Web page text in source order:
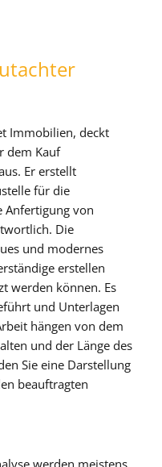
Immobilien, deckt
dem Kauf
Er erstellt
für die
Anfertigung von
Die
und modernes
erstellen
werden können. Es
und Unterlagen
hängen von dem
und der Länge des
Sie eine Darstellung
beauftragten
werden meistens